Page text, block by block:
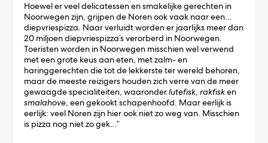
Hoewel er veel delicatessen en smakelijke gerechten in
Noorwegen zijn, grijpen de Noren ook vaak naar een…
diepvriespizza. Naar verluidt worden er jaarlijks meer dan
20 miljoen diepvriespizza’s verorberd in Noorwegen.
Toeristen worden in Noorwegen misschien wel verwend
met een grote keus aan eten, met zalm- en
haringgerechten die tot de lekkerste ter wereld behoren,
maar de meeste reizigers houden zich verre van de meer
gewaagde specialiteiten, waaronderlutefisk,rakfisken
smalahove, een gekookt schapenhoofd. Maar eerlijk is
eerlijk: veel Noren zijn hier ook niet zo weg van. Misschien
is pizza nog niet zo gek…”